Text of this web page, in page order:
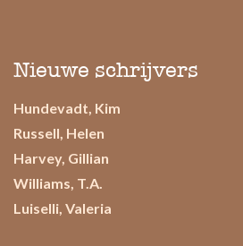
Nieuwe schrijvers
Hundevadt, Kim
Russell, Helen
Harvey, Gillian
Williams, T.A.
Luiselli, Valeria